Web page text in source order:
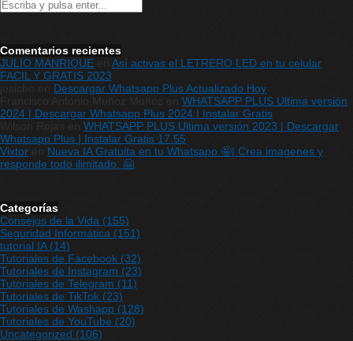
Comentarios recientes
JULIO MANRIQUE
Así activas el LETRERO LED en tu celular
FACIL Y GRATIS 2023
Descargar Whatsapp Plus Actualizado Hoy
WHATSAPP PLUS Ultima versión
2024 | Descargar Whatsapp Plus 2024 | Instalar Gratis
WHATSAPP PLUS Ultima versión 2023 | Descargar
Whatsapp Plus | Instalar Gratis 17.55
Vixtor
Nueva IA Gratuita en tu Whatsapp 🤩| Crea imagenes y
responde todo ilimitado. 🤗
Categorías
Consejos de la Vida (155)
Seguridad Informática (151)
tutorial IA (14)
Tutoriales de Facebook (32)
Tutoriales de Instagram (23)
Tutoriales de Telegram (11)
Tutoriales de TikTok (23)
Tutoriales de Washapp (128)
Tutoriales de YouTube (20)
Uncategorized (106)